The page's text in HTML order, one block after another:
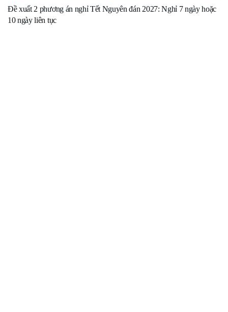
Đề xuất 2 phương án nghỉ Tết Nguyên đán 2027: Nghỉ 7 ngày hoặc
10 ngày liên tục